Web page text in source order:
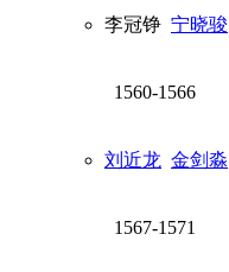
李冠铮 宁晓骏
1560-1566
刘近龙 金剑淼
1567-1571